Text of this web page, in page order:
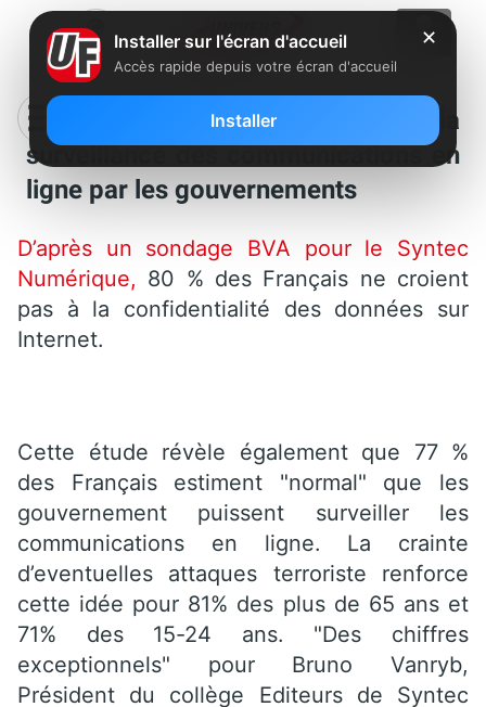
77 % des Français trouvent normal la
surveillance des communications en
ligne par les gouvernements
D’après un sondage BVA pour le Syntec
Numérique, 80 % des Français ne croient
pas à la confidentialité des données sur
Internet.
Cette étude révèle également que 77 %
des Français estiment "normal" que les
gouvernement puissent surveiller les
communications en ligne. La crainte
d’eventuelles attaques terroriste renforce
cette idée pour 81% des plus de 65 ans et
71% des 15-24 ans. "Des chiffres
exceptionnels" pour Bruno Vanryb,
Président du collège Editeurs de Syntec
✕
Installer sur l'écran d'accueil
Accès rapide depuis votre écran d'accueil
Installer